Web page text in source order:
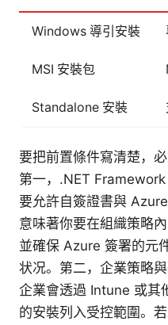
Windows 導引安裝
MSI 安裝包
Standalone 安裝
要把前置條件寫清楚，
第一，.NET
要允許自簽證書與
意味著你要在組織策略
並確保 Azure 簽署的元
状况。第二，企業策略
企業會透過 Intune 或其
的安裝列入受控範圍。